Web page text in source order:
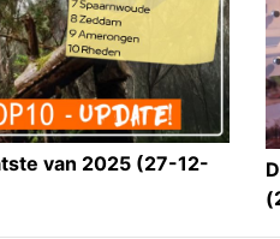
van 2025 (27-12-